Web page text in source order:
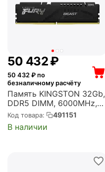
50 432₽
50 432 ₽ по
безналичному расчёту
Память KINGSTON 32Gb,
DDR5 DIMM, 6000MHz,
FURY Beast Black 1
модуль, 48000 Мб/с,
CL30, 1.4 В, EXPO, XMP,
Код товара: 491151
В наличии